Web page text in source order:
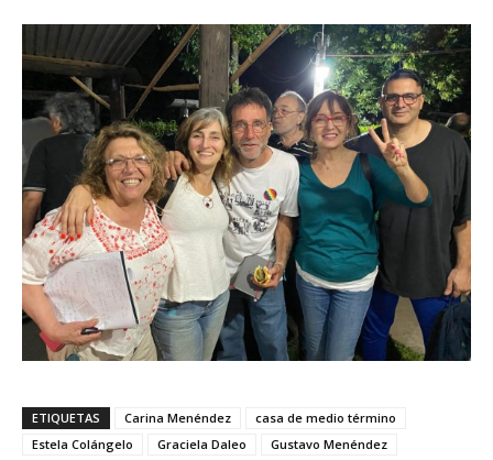
ETIQUETAS Carina Menéndez
casa de medio término
Estela Colángelo
Graciela Daleo
Gustavo Menéndez